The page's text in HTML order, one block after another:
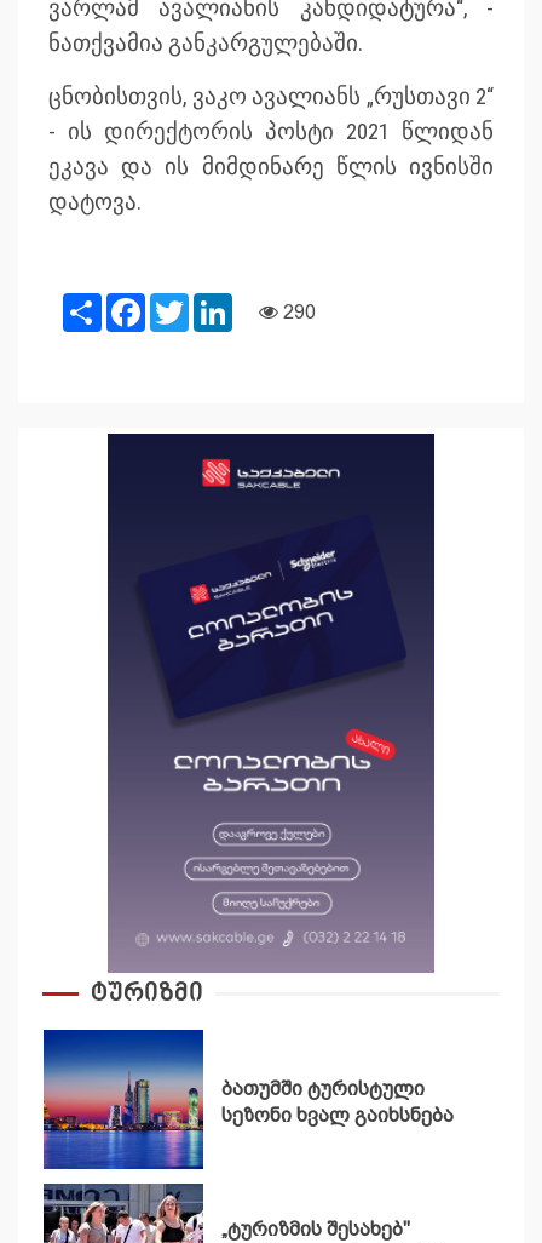
ვარლამ ავალიანის კანდიდატურა“, -
ნათქვამია განკარგულებაში.
ცნობისთვის, ვაკო ავალიანს „რუსთავი 2“
- ის დირექტორის პოსტი 2021 წლიდან
ეკავა და ის მიმდინარე წლის ივნისში
დატოვა.
ShareFacebook
TwitterLinkedIn
290
ტურიზმი
ბათუმში ტურისტული
სეზონი ხვალ გაიხსნება
„ტურიზმის შესახებ"